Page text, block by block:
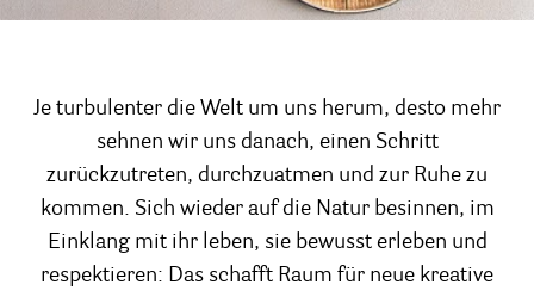
Je turbulenter die Welt um uns herum, desto mehr
sehnen wir uns danach, einen Schritt
zurückzutreten, durchzuatmen und zur Ruhe zu
kommen. Sich wieder auf die Natur besinnen, im
Einklang mit ihr leben, sie bewusst erleben und
respektieren: Das schafft Raum für neue kreative